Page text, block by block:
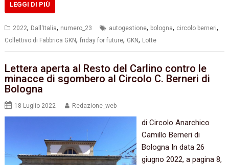
LEGGI DI PIÙ
2022, Dall'Italia, numero_23 autogestione, bologna, circolo berneri,
Collettivo di Fabbrica GKN,friday for future, GKN, Lotte
Lettera aperta al Resto del Carlino contro le
minacce di sgombero al Circolo C. Berneri di
Bologna
18 Luglio 2022 Redazione_web
di Circolo Anarchico
Camillo Berneri di
Bologna In data 26
giugno 2022, a pagina 8,